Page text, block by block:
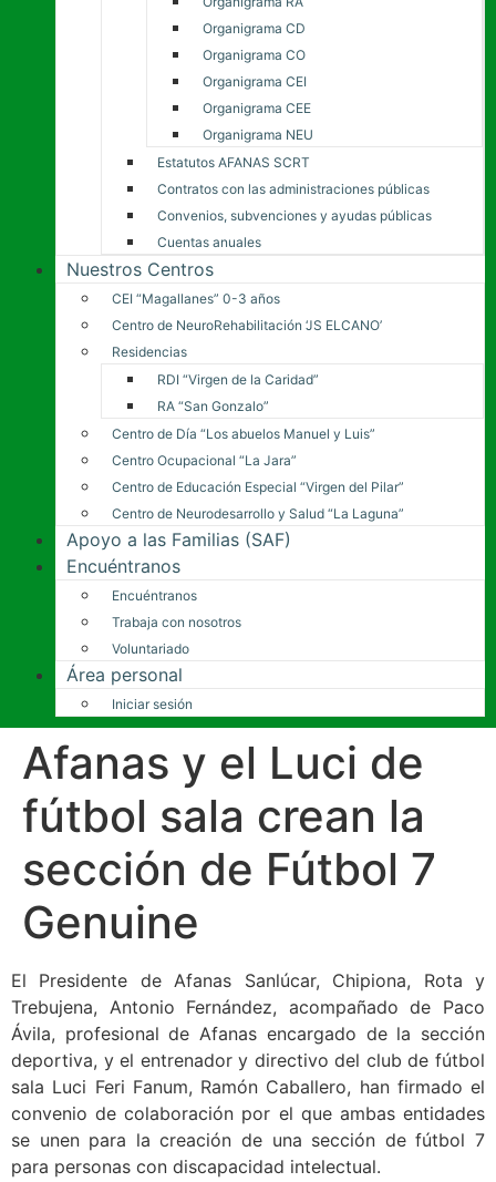
Organigrama CD
Organigrama CO
Organigrama CEI
Organigrama CEE
Organigrama NEU
Estatutos AFANAS SCRT
Contratos con las administraciones públicas
Convenios, subvenciones y ayudas públicas
Cuentas anuales
Nuestros Centros
CEI “Magallanes” 0-3 años
Centro de NeuroRehabilitación ‘JS ELCANO’
Residencias
RDI “Virgen de la Caridad”
RA “San Gonzalo”
Centro de Día “Los abuelos Manuel y Luis”
Centro Ocupacional “La Jara”
Centro de Educación Especial “Virgen del Pilar”
Centro de Neurodesarrollo y Salud “La Laguna”
Apoyo a las Familias (SAF)
Encuéntranos
Encuéntranos
Trabaja con nosotros
Voluntariado
Área personal
Iniciar sesión
Afanas y el Luci de
fútbol sala crean la
sección de Fútbol 7
Genuine
El Presidente de Afanas Sanlúcar, Chipiona, Rota y
Trebujena, Antonio Fernández, acompañado de Paco
Ávila, profesional de Afanas encargado de la sección
deportiva, y el entrenador y directivo del club de fútbol
sala Luci Feri Fanum, Ramón Caballero, han firmado el
convenio de colaboración por el que ambas entidades
se unen para la creación de una sección de fútbol 7
para personas con discapacidad intelectual.